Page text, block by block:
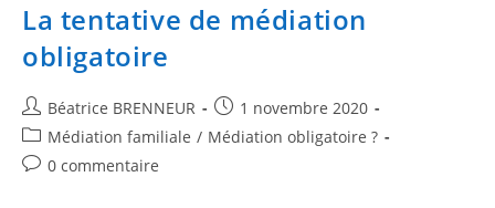
La tentative de médiation
obligatoire
Béatrice BRENNEUR
1 novembre 2020
Médiation familiale / Médiation obligatoire ?
0 commentaire